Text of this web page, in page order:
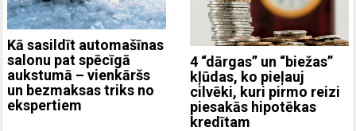
Kā sasildīt automašīnas
salonu pat spēcīgā
aukstumā – vienkāršs
un bezmaksas triks no
ekspertiem
4 “dārgas” un “biežas”
kļūdas, ko pieļauj
cilvēki, kuri pirmo reizi
piesakās hipotēkas
kredītam